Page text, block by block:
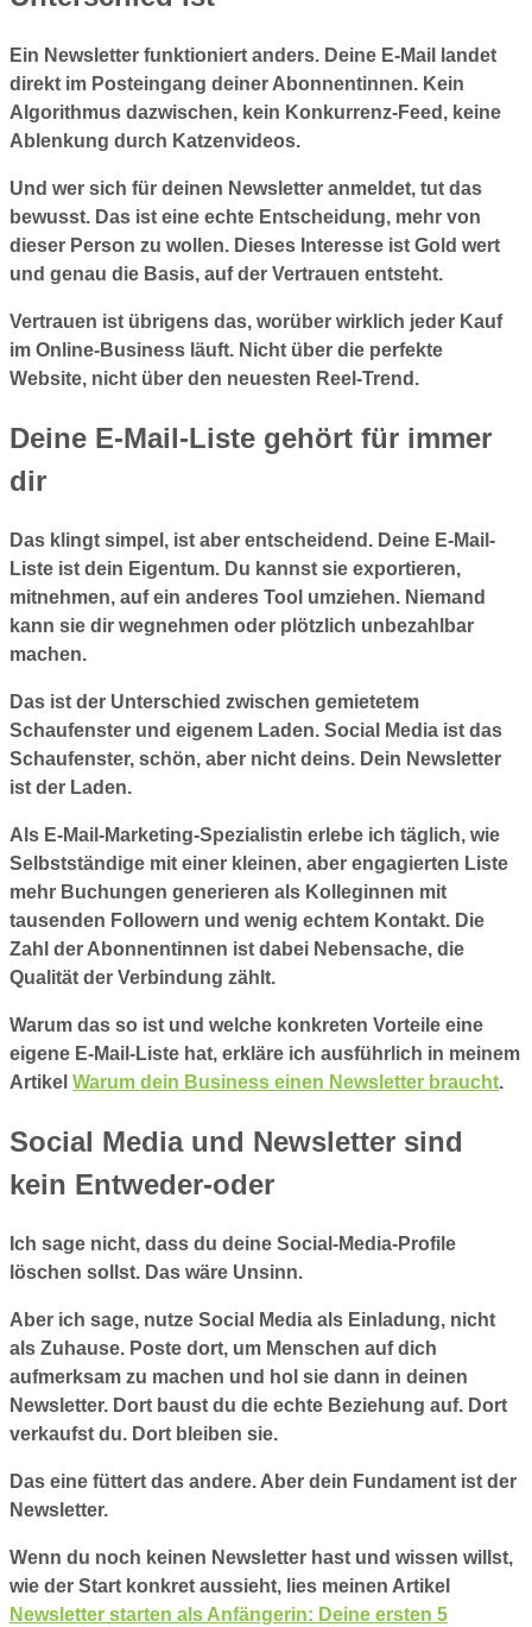
Ein Newsletter funktioniert anders. Deine E-Mail landet
direkt im Posteingang deiner Abonnentinnen. Kein
Algorithmus dazwischen, kein Konkurrenz-Feed, keine
Ablenkung durch Katzenvideos.
Und wer sich für deinen Newsletter anmeldet, tut das
bewusst. Das ist eine echte Entscheidung, mehr von
dieser Person zu wollen. Dieses Interesse ist Gold wert
und genau die Basis, auf der Vertrauen entsteht.
Vertrauen ist übrigens das, worüber wirklich jeder Kauf
im Online-Business läuft. Nicht über die perfekte
Website, nicht über den neuesten Reel-Trend.
Deine E-Mail-Liste gehört für immer
dir
Das klingt simpel, ist aber entscheidend. Deine E-Mail-
Liste ist dein Eigentum. Du kannst sie exportieren,
mitnehmen, auf ein anderes Tool umziehen. Niemand
kann sie dir wegnehmen oder plötzlich unbezahlbar
machen.
Das ist der Unterschied zwischen gemietetem
Schaufenster und eigenem Laden. Social Media ist das
Schaufenster, schön, aber nicht deins. Dein Newsletter
ist der Laden.
Als E-Mail-Marketing-Spezialistin erlebe ich täglich, wie
Selbstständige mit einer kleinen, aber engagierten Liste
mehr Buchungen generieren als Kolleginnen mit
tausenden Followern und wenig echtem Kontakt. Die
Zahl der Abonnentinnen ist dabei Nebensache, die
Qualität der Verbindung zählt.
Warum das so ist und welche konkreten Vorteile eine
eigene E-Mail-Liste hat, erkläre ich ausführlich in meinem
Artikel Warum dein Business einen Newsletter braucht.
Social Media und Newsletter sind
kein Entweder-oder
Ich sage nicht, dass du deine Social-Media-Profile
löschen sollst. Das wäre Unsinn.
Aber ich sage, nutze Social Media als Einladung, nicht
als Zuhause. Poste dort, um Menschen auf dich
aufmerksam zu machen und hol sie dann in deinen
Newsletter. Dort baust du die echte Beziehung auf. Dort
verkaufst du. Dort bleiben sie.
Das eine füttert das andere. Aber dein Fundament ist der
Newsletter.
Wenn du noch keinen Newsletter hast und wissen willst,
wie der Start konkret aussieht, lies meinen Artikel
Newsletter starten als Anfängerin: Deine ersten 5